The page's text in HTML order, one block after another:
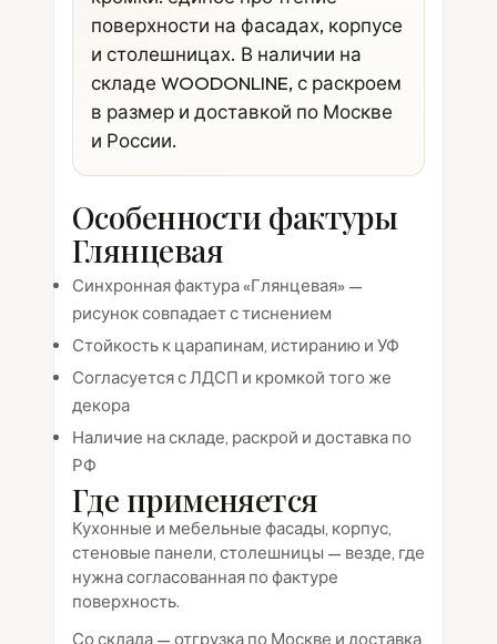
поверхности на фасадах, корпусе
и столешницах. В наличии на
складе WOODONLINE, с раскроем
в размер и доставкой по Москве
и России.
Особенности фактуры
Глянцевая
Синхронная фактура «Глянцевая» —
рисунок совпадает с тиснением
Стойкость к царапинам, истиранию и УФ
Согласуется с ЛДСП и кромкой того же
декора
Наличие на складе, раскрой и доставка по
РФ
Где применяется
Кухонные и мебельные фасады, корпус,
стеновые панели, столешницы — везде, где
нужна согласованная по фактуре
поверхность.
Со склада — отгрузка по Москве и доставка